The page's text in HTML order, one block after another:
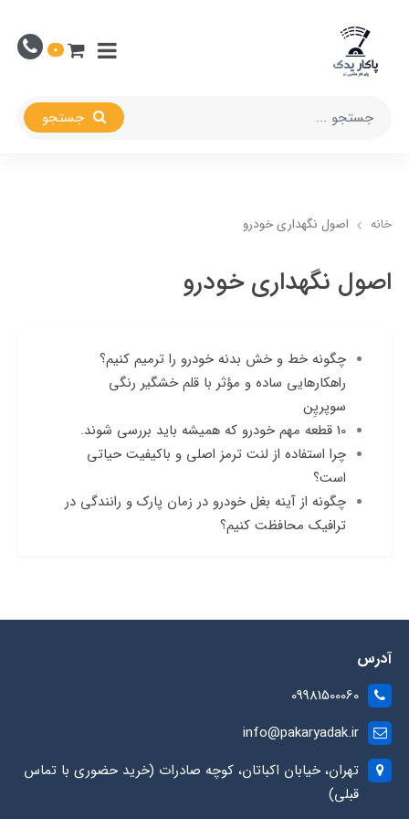
0
خانه اصول نگهداری خودرو
اصول نگهداری خودرو
چگونه خط و خش بدنه خودرو را ترمیم کنیم؟
راهکارهایی ساده و مؤثر با قلم خشگیر رنگی
سوپرپِن ​
10 قطعه مهم خودرو که همیشه باید بررسی شوند.
چرا استفاده از لنت ترمز اصلی و باکیفیت حیاتی
است؟
چگونه از آینه‌ بغل خودرو در زمان پارک و رانندگی در
ترافیک محافظت کنیم؟
آدرس
09981500060
info@pakaryadak.ir
تهران، خیابان اکباتان، کوچه صادرات (خرید حضوری با تماس
قبلی)